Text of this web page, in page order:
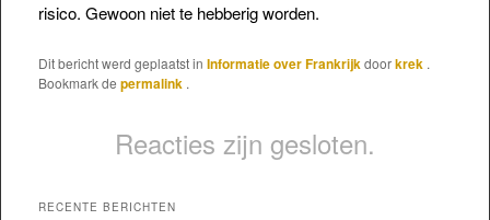
risico. Gewoon niet te hebberig worden.
Dit bericht werd geplaatst in Informatie over Frankrijkdoorkrek .
Bookmark de permalink .
Reacties zijn gesloten.
RECENTE BERICHTEN